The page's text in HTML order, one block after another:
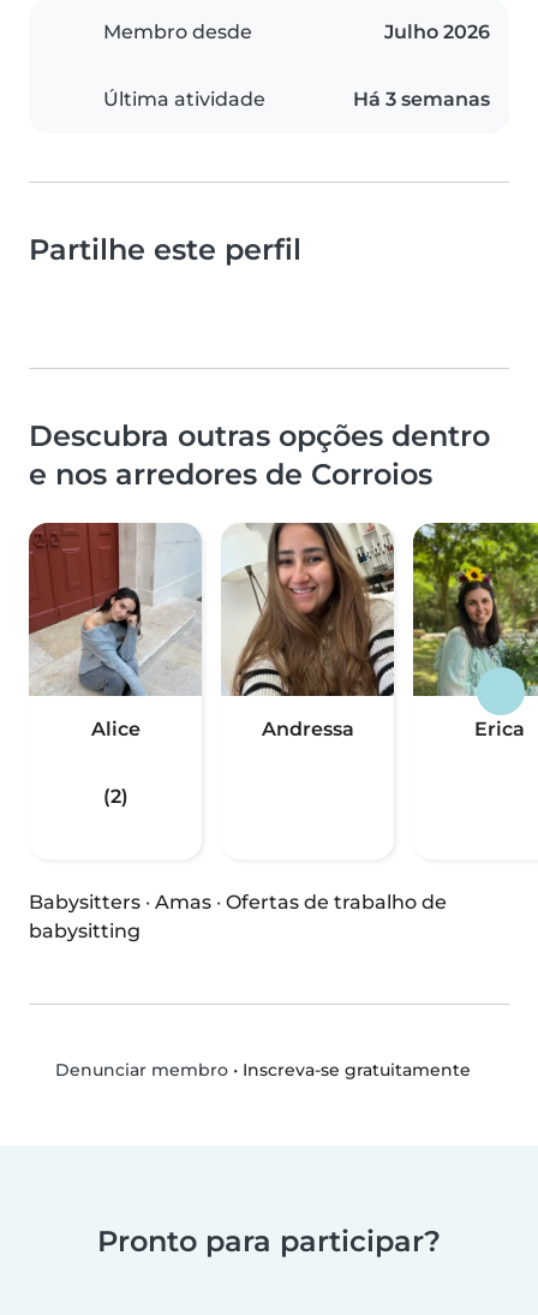
Membro desde Julho 2026
Última atividade Há 3 semanas
Partilhe este perfil
Descubra outras opções dentro
e nos arredores de Corroios
Alice
(2)
Andressa Erica
Babysitters · Amas · Ofertas de trabalho de
babysitting
Denunciar membro• Inscreva-se gratuitamente
Pronto para participar?